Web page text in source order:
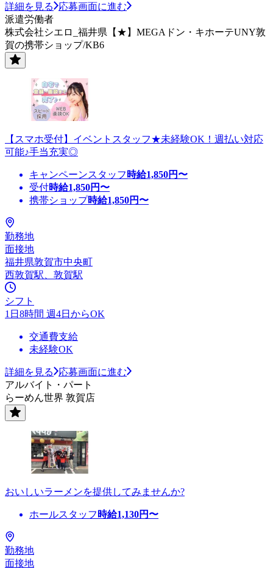
詳細を見る
応募画面に進む
派遣労働者
株式会社シエロ_福井県【★】MEGAドン・キホーテUNY敦
賀の携帯ショップ/KB6
【スマホ受付】イベントスタッフ★未経験OK！週払い対応
可能♪手当充実◎
キャンペーンスタッフ 時給1,850円〜
受付時給1,850円〜
携帯ショップ時給1,850円〜
勤務地
面接地
福井県敦賀市中央町
西敦賀駅、敦賀駅
シフト
1日8時間 週4日からOK
交通費支給
未経験OK
詳細を見る
応募画面に進む
アルバイト・パート
らーめん世界 敦賀店
おいしいラーメンを提供してみませんか?
ホールスタッフ 時給1,130円〜
勤務地
面接地